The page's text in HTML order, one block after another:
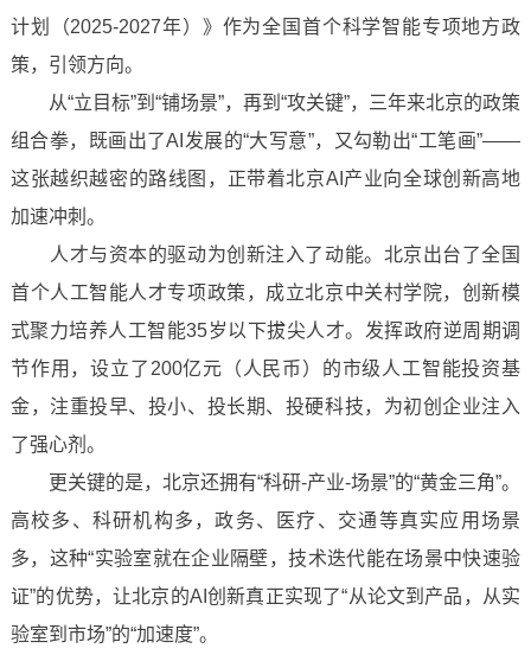
计划（2025-2027年）》作为全国首个科学智能专项地方政
策，引领方向。
从“立目标”到“铺场景”，再到“攻关键”，三年来北京的政策
组合拳，既画出了AI发展的“大写意”，又勾勒出“工笔画”——
这张越织越密的路线图，正带着北京AI产业向全球创新高地
加速冲刺。
人才与资本的驱动为创新注入了动能。北京出台了全国
首个人工智能人才专项政策，成立北京中关村学院，创新模
式聚力培养人工智能35岁以下拔尖人才。发挥政府逆周期调
节作用，设立了200亿元（人民币）的市级人工智能投资基
金，注重投早、投小、投长期、投硬科技，为初创企业注入
了强心剂。
更关键的是，北京还拥有“科研-产业-场景”的“黄金三角”。
高校多、科研机构多，政务、医疗、交通等真实应用场景
多，这种“实验室就在企业隔壁，技术迭代能在场景中快速验
证”的优势，让北京的AI创新真正实现了“从论文到产品，从实
验室到市场”的“加速度”。